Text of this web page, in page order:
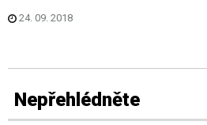
24. 09. 2018
Nepřehlédněte